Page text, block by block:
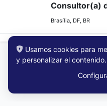
Consultor(a)
Brasília, DF, BR
Usamos cookies para
y personalizar el contenido.